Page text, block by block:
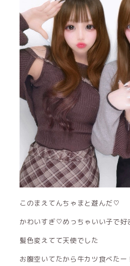
このまえてんちゃまと遊んだ♡
かわいすぎ♡めっちゃいい子で好
髪色変えてて天使でした
お腹空いてたから牛カツ食べたー